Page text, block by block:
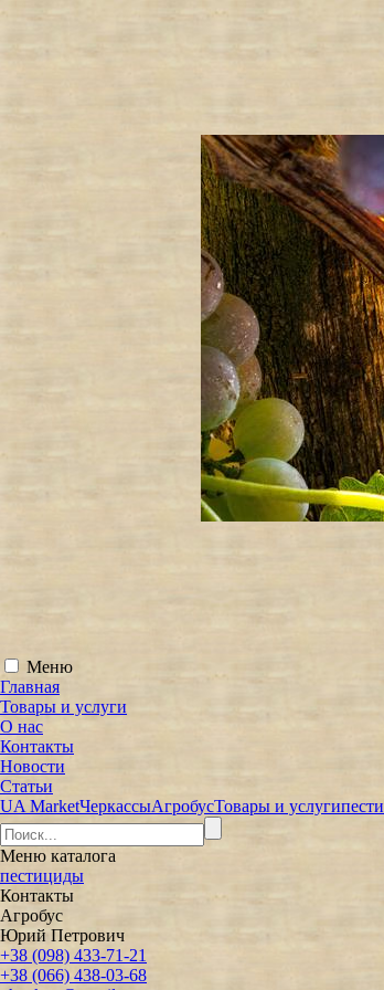
Меню
Главная
Товары и услуги
О нас
Контакты
Новости
Статьи
UA MarketЧеркассыАгробусТовары и услуги
Меню каталога
пестициды
Контакты
Агробус
Юрий Петрович
+38 (098) 433-71-21
+38 (066) 438-03-68